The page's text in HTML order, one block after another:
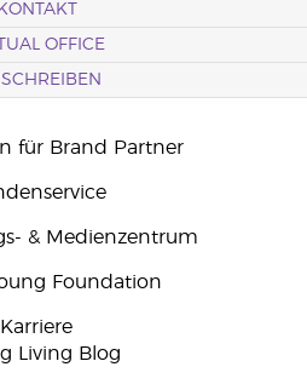
KONTAKT
OFFICE
für Brand Partner
& Medienzentrum
Foundation
Karriere
Living Blog